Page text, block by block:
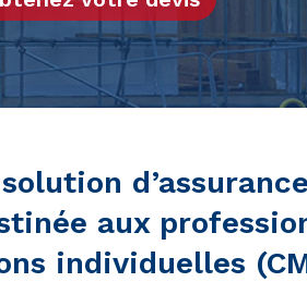
solution
aux
individuelles